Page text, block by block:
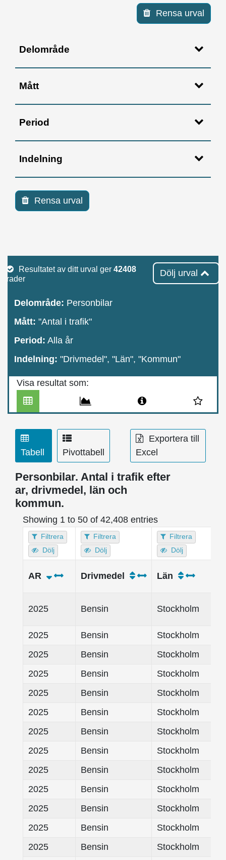
Rensa urval
Delområde
Mått
Period
Indelning
Rensa urval
Resultatet av ditt urval ger42408
rader
Dölj urval
Delområde: Personbilar
Mått: "Antal i trafik"
Period: Alla år
Indelning: "Drivmedel", "Län", "Kommun"
Visa resultat som:
Tabell Pivottabell
Exportera till
Excel
Personbilar. Antal i trafik efter
ar, drivmedel, län och
kommun.
Showing 1 to 50 of 42,408 entries
Filtrera
Dölj
Filtrera
Dölj
Filtrera
Dölj
AR Drivmedel Län
2025 Bensin Stockholm
2025 Bensin
Stockholm
2025
Bensin
Stockholm
2025
Bensin
Stockholm
2025
Bensin
Stockholm
2025
Bensin
Stockholm
2025
Bensin
Stockholm
2025
Bensin
Stockholm
2025
Bensin
Stockholm
2025
Bensin
Stockholm
2025
Bensin
Stockholm
2025
Bensin
Stockholm
2025
Bensin Stockholm